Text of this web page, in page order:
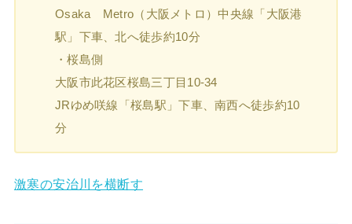
Osaka Metro（大阪メトロ）中央線「大阪港
駅」下車、北へ徒歩約10分
・桜島側
大阪市此花区桜島三丁目10-34
JRゆめ咲線「桜島駅」下車、南西へ徒歩約10
分
激寒の安治川を横断す